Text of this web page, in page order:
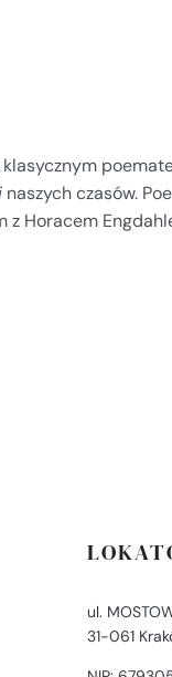
naszych czasów.
Horacem
ul.
31-061